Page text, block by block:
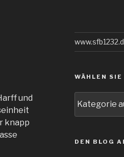
und
knapp
WÄHLEN
Sie
ein
DEN BLOG